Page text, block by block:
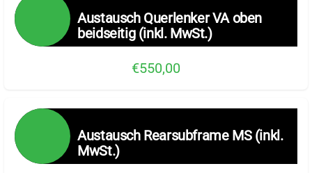
Austausch Querlenker VA oben
beidseitig (inkl. MwSt.)
€550,00
Austausch Rearsubframe MS (inkl.
MwSt.)